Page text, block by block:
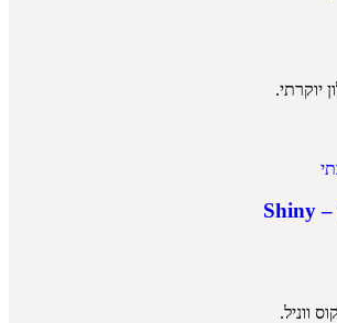
יוקרתי.
Shiny
ווניל.